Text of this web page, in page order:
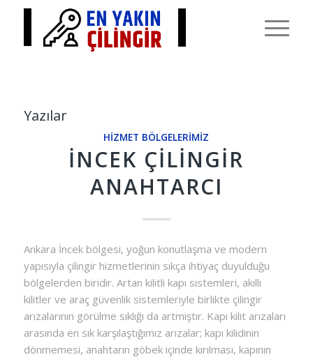
Yazılar
HIZMET BÖLGELERIMIZ
İNCEK ÇILINGIR
ANAHTARCI
Ankara İncek bölgesi, yoğun konutlaşma ve modern
yapısıyla çilingir hizmetlerinin sıkça ihtiyaç duyulduğu
bölgelerden biridir. Artan kilitli kapı sistemleri, akıllı
kilitler ve araç güvenlik sistemleriyle birlikte çilingir
arızalarının görülme sıklığı da artmıştır. Kapı kilit arızaları
arasında en sık karşılaştığımız arızalar; kapı kilidinin
dönmemesi, anahtarın göbek içinde kırılması, kapının